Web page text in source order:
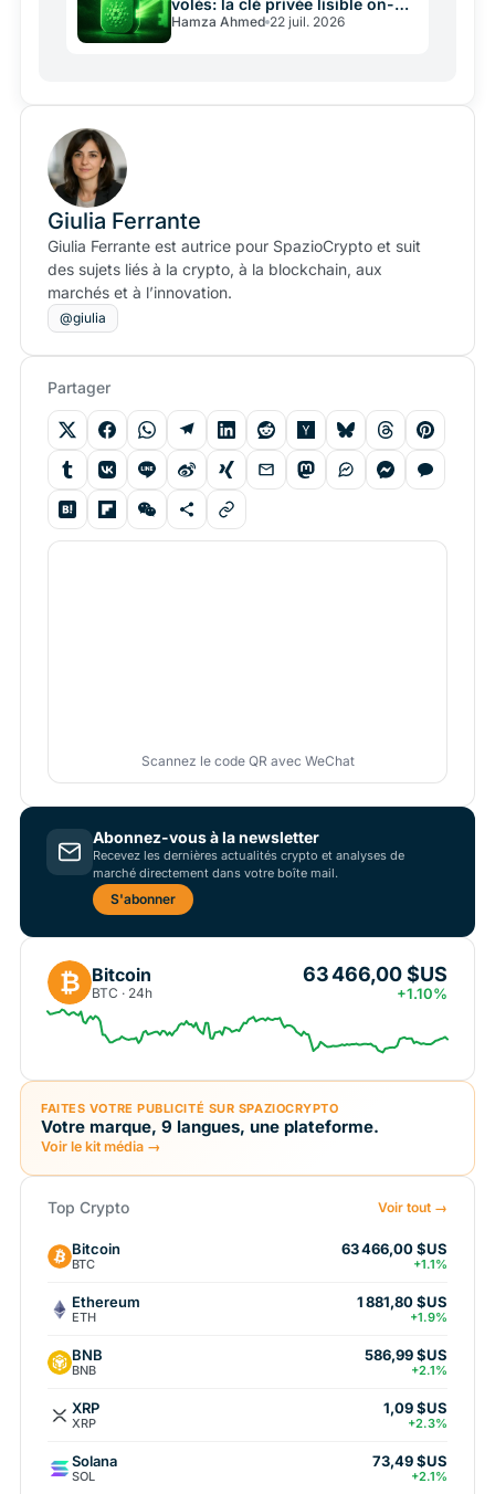
chain
Hamza Ahmed 22 juil. 2026
Giulia Ferrante
Giulia Ferrante est autrice pour SpazioCrypto et suit
des sujets liés à la crypto, à la blockchain, aux
marchés et à l’innovation.
@giulia
Partager
Scannez le code QR avec WeChat
Abonnez-vous à la newsletter
Recevez les dernières actualités crypto et analyses de
marché directement dans votre boîte mail.
S'abonner
₿ Bitcoin
BTC · 24h
63 466,00 $US
+1.10%
FAITES VOTRE PUBLICITÉ SUR SPAZIOCRYPTO
Votre marque, 9 langues, une plateforme.
Voir le kit média →
Top Crypto Voir tout →
Bitcoin
BTC
63 466,00 $US
+1.1%
Ethereum
ETH
1 881,80 $US
+1.9%
BNB
BNB
586,99 $US
+2.1%
XRP
XRP
1,09 $US
+2.3%
Solana
SOL
73,49 $US
+2.1%